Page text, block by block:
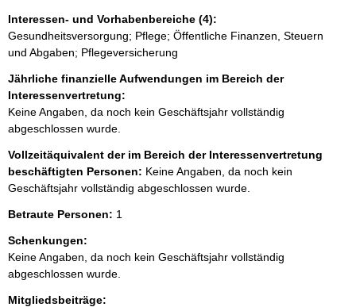
Interessen- und Vorhabenbereiche (4):
Gesundheitsversorgung; Pflege; Öffentliche Finanzen, Steuern
und Abgaben; Pflegeversicherung
Jährliche finanzielle Aufwendungen im Bereich der
Interessenvertretung:
Keine Angaben, da noch kein Geschäftsjahr vollständig
abgeschlossen wurde.
Vollzeitäquivalent der im Bereich der Interessenvertretung
beschäftigten Personen: Keine Angaben, da noch kein
Geschäftsjahr vollständig abgeschlossen wurde.
Betraute Personen: 1
Schenkungen:
Keine Angaben, da noch kein Geschäftsjahr vollständig
abgeschlossen wurde.
Mitgliedsbeiträge: